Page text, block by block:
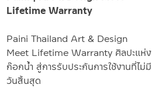
Lifetime Warranty
Paini Thailand Art & Design
Meet Lifetime Warranty ศิลปะแห่ง
ก๊อกน้ำ สู่การรับประกันการใช้งานที่ไม่มี
วันสิ้นสุด